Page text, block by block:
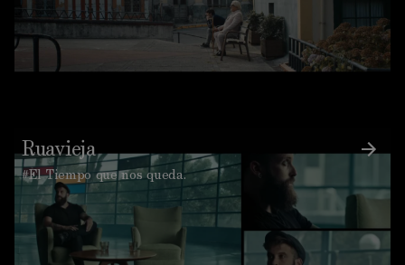
Ruavieja
#El Tiempo que nos queda.